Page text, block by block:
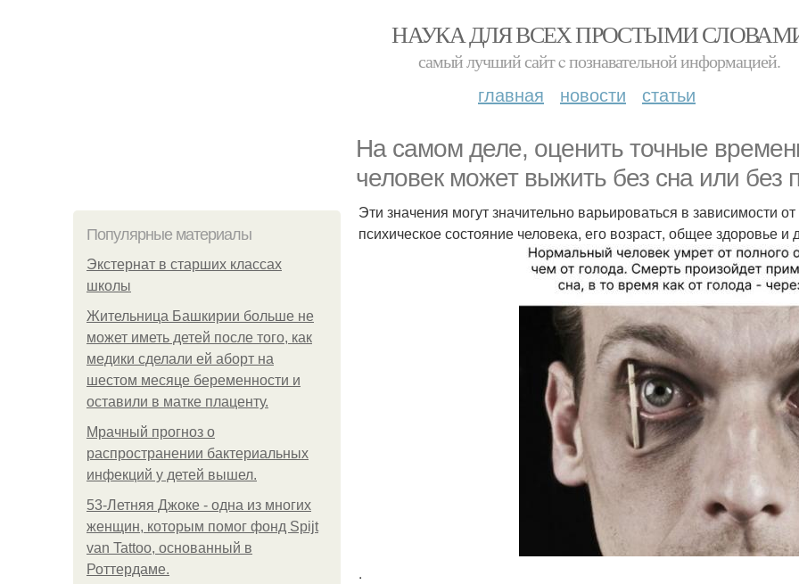
НАУКА ДЛЯ ВСЕХ ПРОСТЫМИ
самый лучший сайт c познавательной информацией.
главная новости статьи
На самом деле, оценить точные
человек может выжить без сна или
Популярные материалы
Экстернат в старших классах
школы
Жительница Башкирии больше не
может иметь детей после того, как
медики сделали ей аборт на
шестом месяце беременности и
оставили в матке плаценту.
Мрачный прогноз о
распространении бактериальных
инфекций у детей вышел.
53-Летняя Джоке - одна из многих
женщин, которым помог фонд Spijt
van Tattoo, основанный в
Роттердаме.
Эти значения могут значительно варьироваться в зависимости
психическое состояние человека, его возраст, общее здоровье
.